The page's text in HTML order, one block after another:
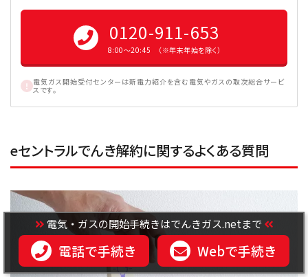
0120-911-653
8:00〜20:45 （※年末年始を除く）
電気ガス開始受付センターは新電力紹介を含む電気やガスの取次総合サービ
スです。
eセントラルでんき解約に関するよくある質問
電気・ガスの開始手続きはでんきガス.netまで
電話で手続き Webで手続き